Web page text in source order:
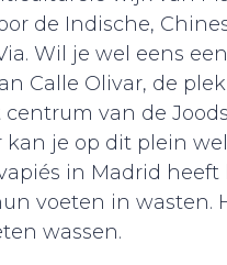
de Indische,
Wil je wel eens
Calle Olivar, de
van de
kan je op dit plein
in Madrid
voeten in wasten.
wassen.